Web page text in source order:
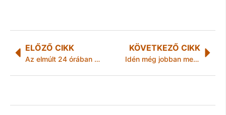
ELŐZŐ CIKK
Az elmúlt 24 órában történt
KÖVETKEZŐ CIKK
Idén még jobban megkérik az árukat az informatikusok